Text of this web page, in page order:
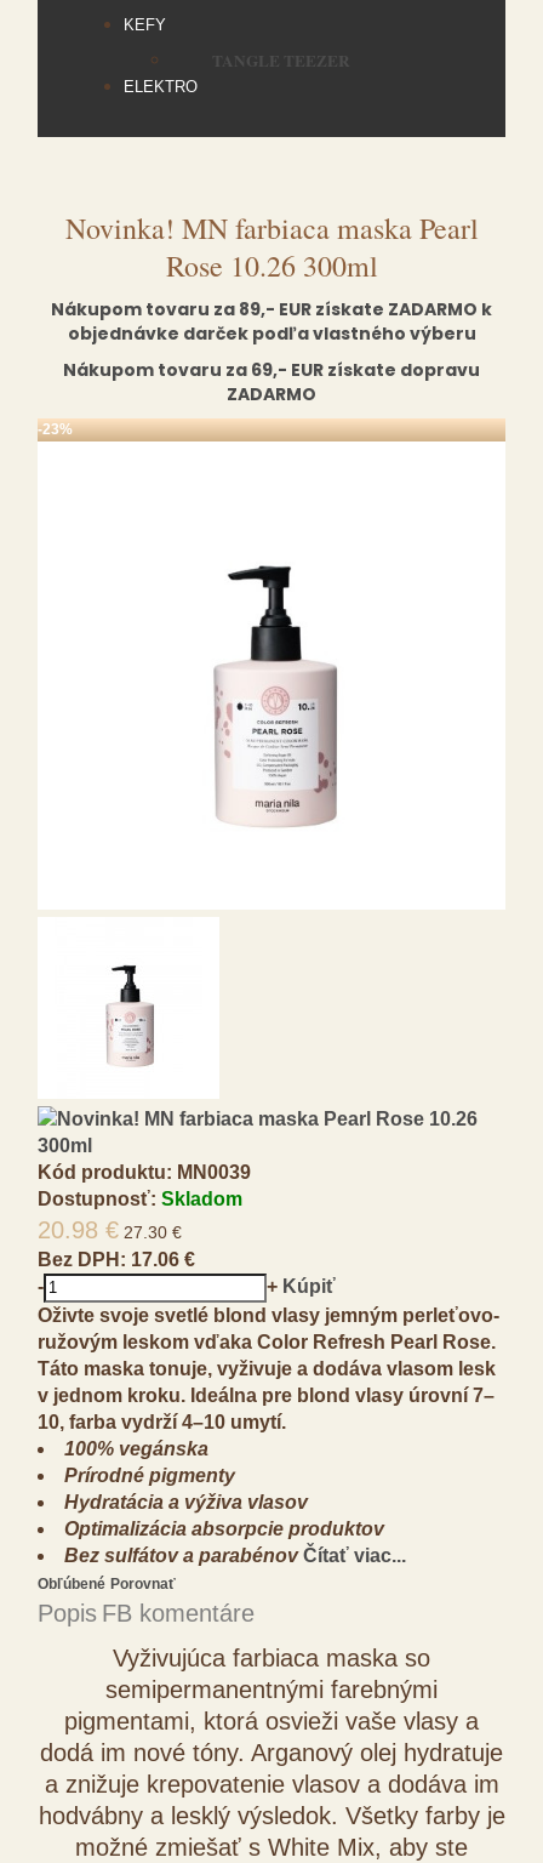
KEFY
TANGLE TEEZER
ELEKTRO
Novinka! MN farbiaca maska Pearl
Rose 10.26 300ml
Nákupom tovaru za 89,- EUR získate ZADARMO k
objednávke darček podľa vlastného výberu
Nákupom tovaru za 69,- EUR získate dopravu
ZADARMO
-23%
Kód produktu: MN0039
Dostupnosť: Skladom
20.98 € 27.30 €
Bez DPH: 17.06 €
-
+ Kúpiť
Oživte svoje svetlé blond vlasy jemným perleťovo-
ružovým leskom vďaka Color Refresh Pearl Rose.
Táto maska tonuje, vyživuje a dodáva vlasom lesk
v jednom kroku. Ideálna pre blond vlasy úrovní 7–
10, farba vydrží 4–10 umytí.
100% vegánska
Prírodné pigmenty
Hydratácia a výživa vlasov
Optimalizácia absorpcie produktov
Bez sulfátov a parabénov Čítať viac...
Obľúbené Porovnať
Popis FB komentáre
Vyživujúca farbiaca maska so
semipermanentnými farebnými
pigmentami, ktorá osvieži vaše vlasy a
dodá im nové tóny. Arganový olej hydratuje
a znižuje krepovatenie vlasov a dodáva im
hodvábny a lesklý výsledok. Všetky farby je
možné zmiešať s White Mix, aby ste